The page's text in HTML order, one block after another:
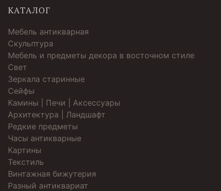
КАТАЛОГ
Мебель антикварная
Скульптура
Мебель и предметы декора в восточном стиле
Свет
Зеркала старинные
Cейфы
Камины | Печи | Аксессуары
Архитектура | Ландшафт
Редкие предметы
Часы антикварные
Картины
Текстиль
Винтажная бижутерия
Разный антиквариат